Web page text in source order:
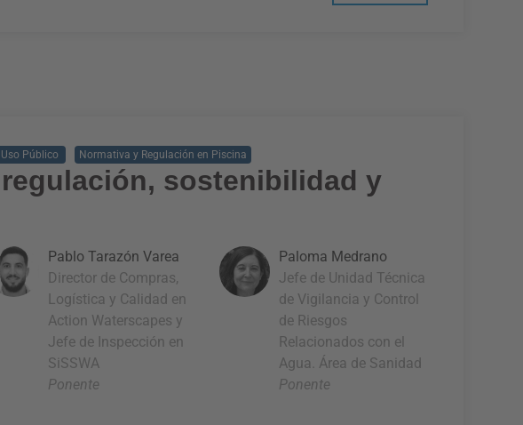
Público Normativa y Regulación en Piscina
sostenibilidad y
Pablo Tarazón Varea
Director de Compras,
Logística y Calidad en
Action Waterscapes y
Jefe de Inspección en
SiSSWA
Ponente
Paloma Medrano
Jefe de Unidad Técnica
de Vigilancia y Control
de Riesgos
Relacionados con el
Agua. Área de Sanidad
Ponente